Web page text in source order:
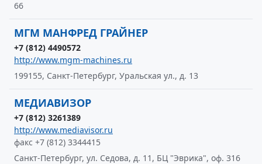
66
МГМ МАНФРЕД ГРАЙНЕР
+7 (812) 4490572
http://www.mgm-machines.ru
199155, Санкт-Петербург, Уральская ул., д. 13
МЕДИАВИЗОР
+7 (812) 3261389
http://www.mediavisor.ru
факс +7 (812) 3344415
Санкт-Петербург, ул. Седова, д. 11, БЦ "Эврика", оф. 316